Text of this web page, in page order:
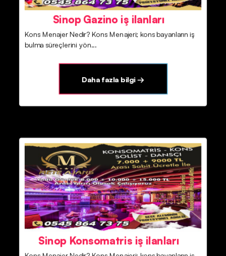
Sinop Gazino iş ilanları
Kons Menajer Nedir? Kons Menajeri; kons bayanların iş
bulma süreçlerini yön...
Daha fazla bilgi →
Sinop Konsomatris iş ilanları